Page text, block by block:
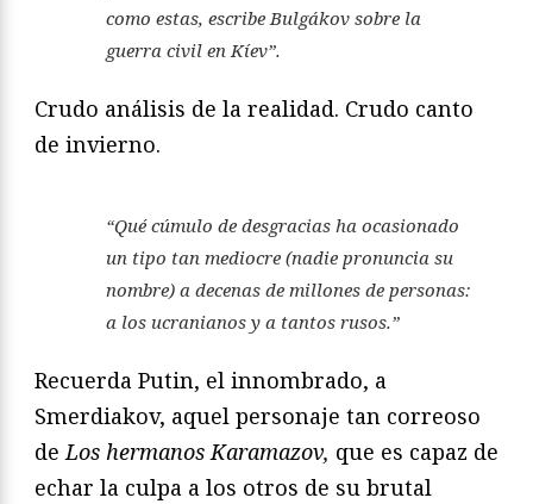
como estas, escribe Bulgákov sobre la
guerra civil en Kíev”.
Crudo análisis de la realidad. Crudo canto
de invierno.
“Qué cúmulo de desgracias ha ocasionado
un tipo tan mediocre (nadie pronuncia su
nombre) a decenas de millones de personas:
a los ucranianos y a tantos rusos.”
Recuerda Putin, el innombrado, a
Smerdiakov, aquel personaje tan correoso
deLos hermanos Karamazov, que es capaz de
echar la culpa a los otros de su brutal